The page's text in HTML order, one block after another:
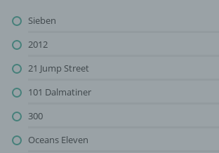
Sieben
2012
21 Jump Street
101 Dalmatiner
300
Oceans Eleven